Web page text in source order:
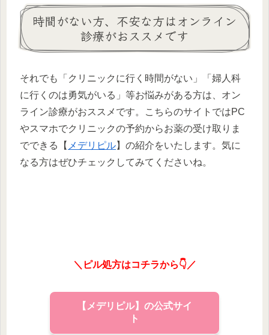
時間がない方、不安な方はオンライン
診療がおススメです
それでも「クリニックに行く時間がない」「婦人科
に行くのは勇気がいる」等お悩みがある方は、オン
ライン診療がおススメです。こちらのサイトではPC
やスマホでクリニックの予約からお薬の受け取りま
でできる【 メデリピル】の紹介をいたします。気に
なる方はぜひチェックしてみてくださいね。
＼ピル処方はコチラから👇／
【メデリピル】の公式サイ
ト